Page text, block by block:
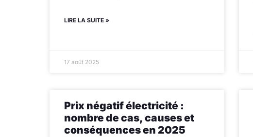
LIRE LA SUITE »
17 août 2025
Prix négatif électricité :
nombre de cas, causes et
conséquences en 2025